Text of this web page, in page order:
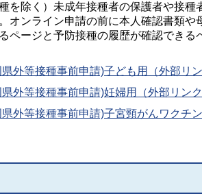
を除く）未成年接種者の保護者や接種
オンライン申請の前に本人確認書類や
ページと予防接種の履歴が確認できる
外等接種事前申請)子ども用（外部リン
外等接種事前申請)妊婦用（外部リンク
外等接種事前申請)子宮頸がんワクチ